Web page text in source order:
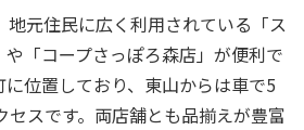
元住民に広く利用されている「ス
「コープさっぽろ森店」が便利で
位置しており、東山からは車で5
セスです。両店舗とも品揃えが豊富